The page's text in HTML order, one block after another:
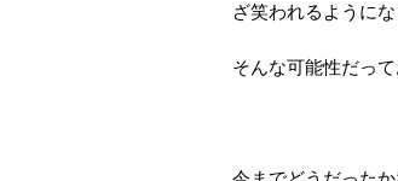
ざ笑われるようにな
そんな可能性だっ